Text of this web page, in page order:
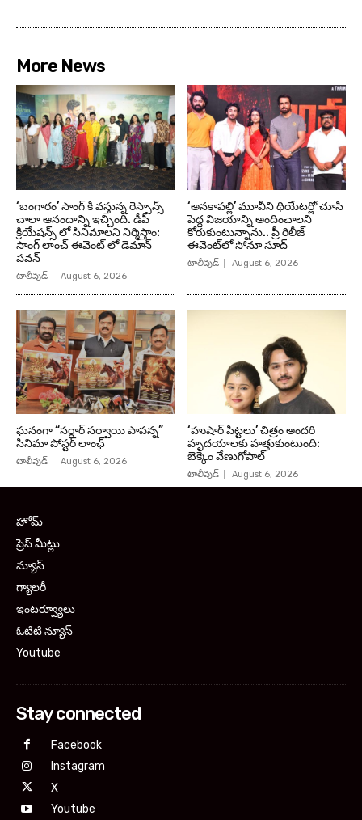
More News
‘బంగారం’ సాంగ్ కి వస్తున్న రెస్పాన్స్
చాలా ఆనందాన్ని ఇచ్చింది. డీపీ
క్రియేషన్స్ లో సినిమాలని నిర్మిస్తాం:
సాంగ్ లాంచ్ ఈవెంట్ లో డెమాన్
పవన్
టాలీవుడ్ August 6, 2026
‘అనకాపల్లి’ మూవీని థియేటర్లో చూసి
పెద్ద విజయాన్ని అందించాలని
కోరుకుంటున్నాను.. ప్రీ రిలీజ్
ఈవెంట్‌లో సోనూ సూద్
టాలీవుడ్ August 6, 2026
ఘనంగా “సర్దార్ సర్వాయి పాపన్న”
సినిమా పోస్టర్ లాంఛ్
టాలీవుడ్ August 6, 2026
‘హుషార్‌ పిట్టలు’ చిత్రం అందరి
హృదయాలకు హత్తుకుంటుంది:
బెక్కెం వేణుగోపాల్‌
టాలీవుడ్ August 6, 2026
హోమ్
ప్రెస్ మీట్లు
న్యూస్
గ్యాలరీ
ఇంటర్వ్యూలు
ఓటిటి న్యూస్
Youtube
Stay connected
Facebook
Instagram
X
Youtube